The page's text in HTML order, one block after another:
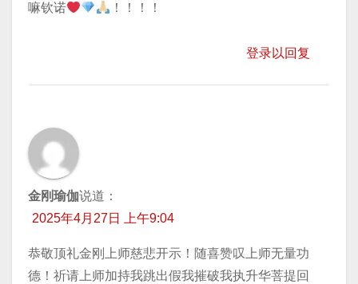
嘛钦诺
！！！！
登录以回复
金刚瑜伽说道：
2025年4月27日 上午9:04
恭敬顶礼金刚上师慈悲开示！随喜赞叹上师无量功
德！祈请上师加持我跳出假我摧破我执升华菩提回